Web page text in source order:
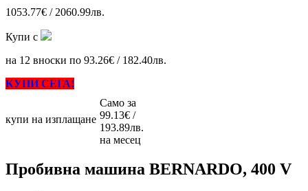
1053.77€ / 2060.99лв.
Купи с
на 12 вноски по 93.26€ / 182.40лв.
КУПИ СЕГА!
купи на изплащане
Само за
99.13€ /
193.89лв.
на месец
Пробивна машина BERNARDO, 400 V